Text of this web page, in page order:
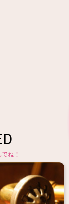
ね！